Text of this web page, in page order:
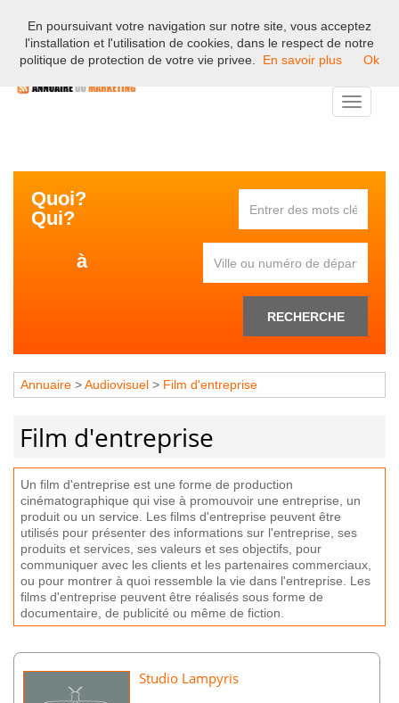
Bienvenue sur l'annuaire professionnel du marketing et de la
communication en France.
Toggle
Quoi?
Qui?
à
RECHERCHE
Annuaire >Audiovisuel > Film d'entreprise
Film d'entreprise
Un film d'entreprise est une forme de production
cinématographique qui vise à promouvoir une entreprise
un
produit ou un service Les films d'entreprise peuvent être
utilisés pour présenter des informations sur l'entreprise ses
produits et services ses valeurs et ses objectifs pour
communiquer avec les clients et les partenaires commerciaux
ou pour montrer à quoi ressemble la vie dans l'entreprise
Les
films d'entreprise peuvent être réalisés sous forme de
documentaire de publicité ou même de fiction
Studio Lampyris
En poursuivant votre navigation sur notre site, vous acceptez
l'installation et l'utilisation de cookies, dans le respect de notre
politique de protection de votre vie privee.
En savoir plus Ok